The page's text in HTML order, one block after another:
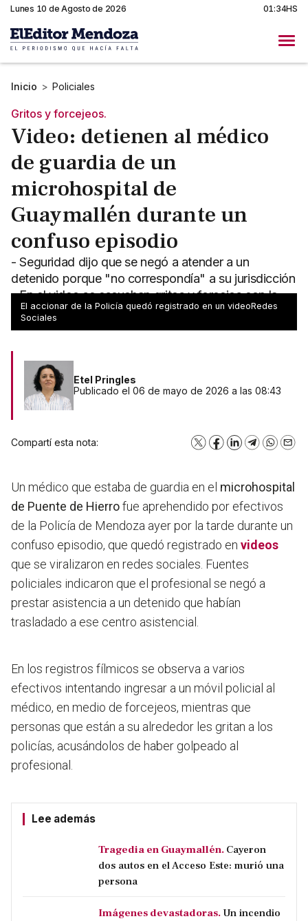
Lunes 10 de Agosto de 2026 01:34HS
Inicio > Policiales
Gritos y forcejeos.
Video: detienen al médico
de guardia de un
microhospital de
Guaymallén durante un
confuso episodio
- Seguridad dijo que se negó a atender a un
detenido porque "no correspondía" a su jurisdicción
- En el video se escuchan gritos y forcejos con la
policía
El accionar de la Policía quedó registrado en un videoRedes
Sociales
Etel Pringles
Publicado el 06 de mayo de 2026 a las 08:43
Compartí esta nota: X Facebook
LinkedInTelegram
Un médico que estaba de guardia en el microhospital
de Puente de Hierrofue aprehendido por efectivos
de la Policía de Mendoza ayer por la tarde durante un
confuso episodio, que quedó registrado en videos
que se viralizaron en redes sociales. Fuentes
policiales indicaron que el profesional se negó a
prestar asistencia a un detenido que habían
trasladado a ese centro asistencial.
En los registros fílmicos se observa a varios
efectivos intentando ingresar a un móvil policial al
médico, en medio de forcejeos, mientras que
personas que están a su alrededor les gritan a los
policías, acusándolos de haber golpeado al
profesional.
Lee además
Tragedia en Guaymallén. Cayeron
dos autos en el Acceso Este: murió una
persona
Imágenes devastadoras. Un incendio